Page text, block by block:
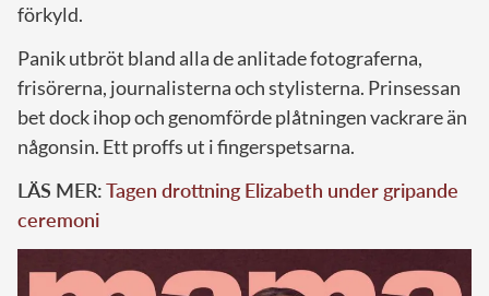
förkyld.
Panik utbröt bland alla de anlitade fotograferna,
frisörerna, journalisterna och stylisterna. Prinsessan
bet dock ihop och genomförde plåtningen vackrare än
någonsin. Ett proffs ut i fingerspetsarna.
LÄS MER:Tagen drottning Elizabeth under gripande
ceremoni